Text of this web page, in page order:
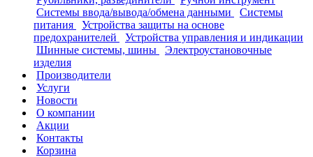
Системы ввода/вывода/обмена данными
Системы
питания
Устройства защиты на основе
предохранителей
Устройства управления и индикации
Шинные системы, шины
Электроустановочные
изделия
Производители
Услуги
Новости
О компании
Акции
Контакты
Корзина